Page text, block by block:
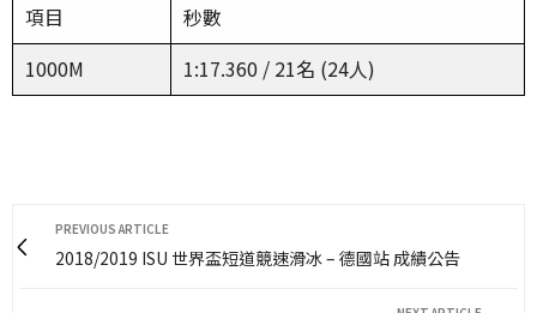
項目
秒數
1000M
1:17.360 / 21名 (24人)
PREVIOUS ARTICLE
2018/2019 ISU 世界盃短道競速滑冰 – 德國站 成績公告